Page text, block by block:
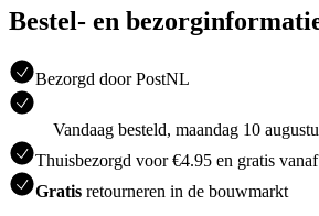
Bestel- en
Bezorgd door PostNL
Vandaag besteld, maandag 10
Thuisbezorgd voor €4.95 en gratis
Gratis retourneren in de bouwmarkt